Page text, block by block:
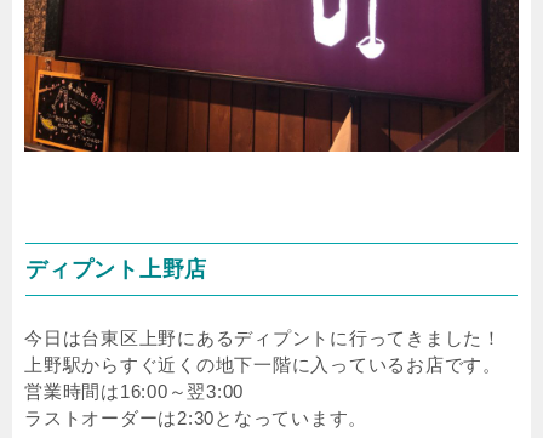
ディプント上野店
今日は台東区上野にあるディプントに行ってきました！
上野駅からすぐ近くの地下一階に入っているお店です。
営業時間は16:00～翌3:00
ラストオーダーは2:30となっています。